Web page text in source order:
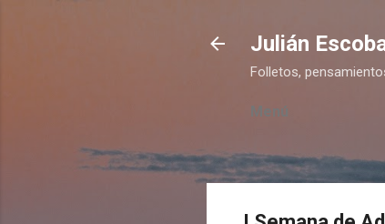
Julián
Folletos,
Menú